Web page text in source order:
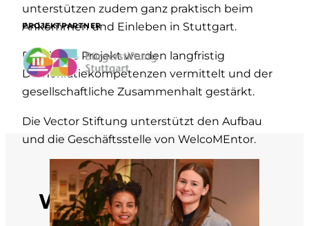
unterstützen zudem ganz praktisch beim
Ankommen und Einleben in Stuttgart.
Durch das Projekt werden langfristig
Demokratiekompetenzen vermittelt und der
gesellschaftliche Zusammenhalt gestärkt.
Die Vector Stiftung unterstützt den Aufbau
und die Geschäftsstelle von WelcoMEntor.
PROJEKTPARTNER
Weitere Projekte